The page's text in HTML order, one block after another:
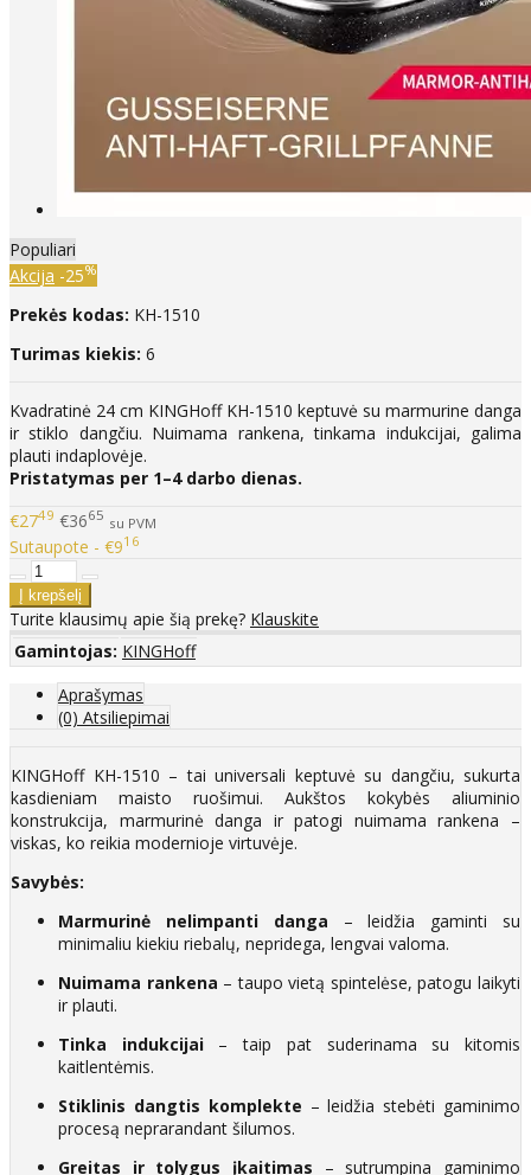
Populiari
Akcija -25%
Prekės kodas: KH-1510
Turimas kiekis: 6
Kvadratinė 24 cm KINGHoff KH-1510 keptuvė su marmurine danga
ir stiklo dangčiu. Nuimama rankena, tinkama indukcijai, galima
plauti indaplovėje.
Pristatymas per 1–4 darbo dienas.
€2749 €3665 su PVM
Sutaupote - €916
Turite klausimų apie šią prekę? Klauskite
Gamintojas: KINGHoff
Aprašymas
(0) Atsiliepimai
KINGHoff KH-1510 – tai universali keptuvė su dangčiu, sukurta
kasdieniam maisto ruošimui. Aukštos kokybės aliuminio
konstrukcija, marmurinė danga ir patogi nuimama rankena –
viskas, ko reikia modernioje virtuvėje.
Savybės:
Marmurinė nelimpanti danga – leidžia gaminti su
minimaliu kiekiu riebalų, nepridega, lengvai valoma.
Nuimama rankena – taupo vietą spintelėse, patogu laikyti
ir plauti.
Tinka indukcijai– taip pat suderinama su kitomis
kaitlentėmis.
Stiklinis dangtis komplekte – leidžia stebėti gaminimo
procesą neprarandant šilumos.
Greitas ir tolygus įkaitimas – sutrumpina gaminimo